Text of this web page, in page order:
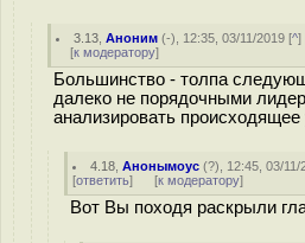
3.13 ,Аноним (-), 12:35, 03/11/2019 [^]
[к модератору]
Большинство - толпа
далеко не порядочными
анализировать
4.18 ,Анонымоус (?), 12:45, 03/11/
[ответить] [к модератору]
Вот Вы походя раскрыли